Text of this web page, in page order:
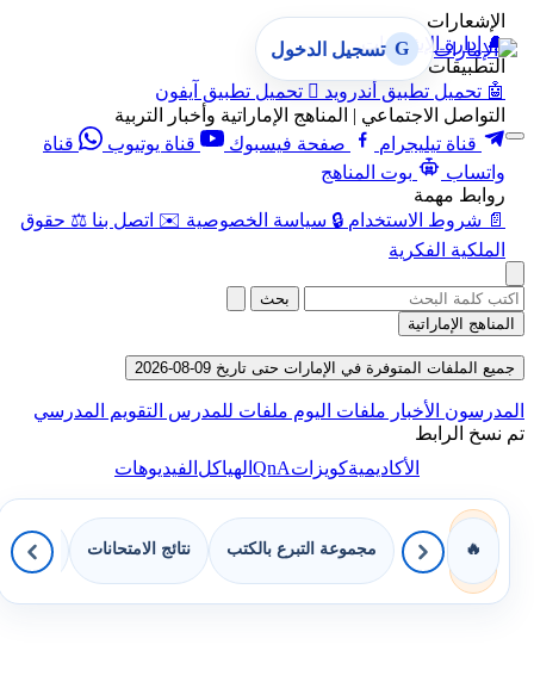
الإشعارات
🔔 إدارة الإشعارات
التطبيقات
🤖 تحميل تطبيق أندرويد  تحميل تطبيق آيفون
التواصل الاجتماعي | المناهج الإماراتية وأخبار التربية
قناة تيليجرام
صفحة فيسبوك قناة يوتيوب
قناة
واتساب
بوت المناهج
روابط مهمة
📄 شروط الاستخدام 🔒 سياسة الخصوصية ✉️ اتصل بنا ⚖️ حقوق
الملكية الفكرية
G تسجيل الدخول
بحث
المناهج الإماراتية
جميع الملفات المتوفرة في الإمارات حتى تاريخ 09-08-2026
المدرسون الأخبار ملفات اليوم ملفات للمدرس التقويم المدرسي
تم نسخ الرابط
الأكاديميةكويزاتQnAالهياكلالفيديوهات
🔥 مجموعة التبرع بالكتب نتائج الامتحانات